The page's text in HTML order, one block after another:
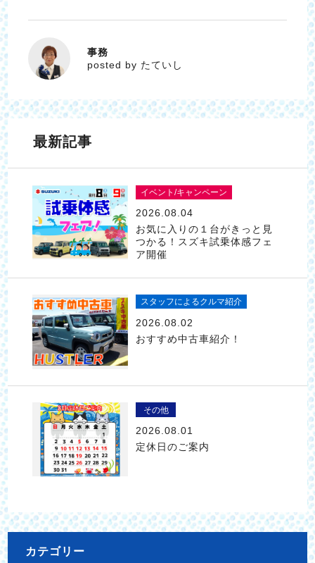
たていし
事務
posted by たていし
最新記事
イベント/キャンペーン
2026.08.04
お気に入りの１台がきっと見
つかる！スズキ試乗体感フェ
ア開催
スタッフによるクルマ紹介
2026.08.02
おすすめ中古車紹介！
その他
2026.08.01
定休日のご案内
カテゴリー